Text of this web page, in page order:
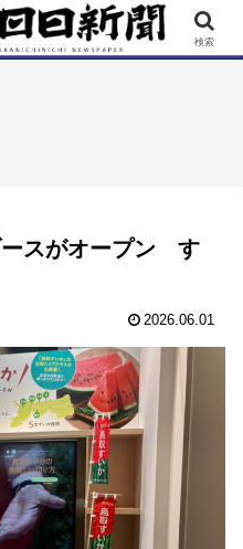
連載 街ネタ イベント
ースがオープン す
2026.06.01
検索